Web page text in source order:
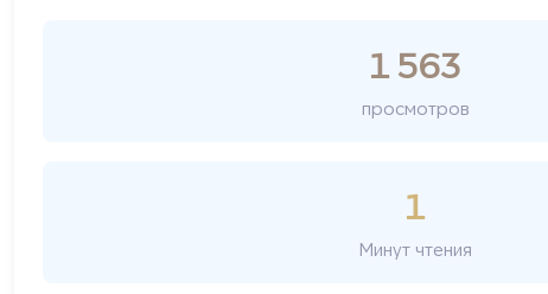
1 563
просмотров
1
Минут чтения